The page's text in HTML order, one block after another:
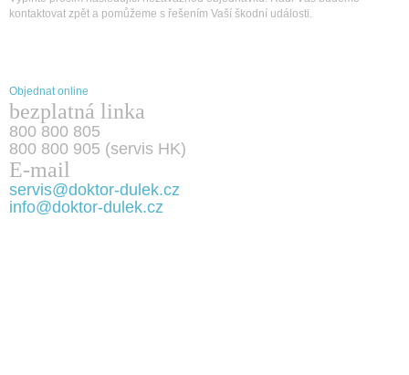
kontaktovat zpět a pomůžeme s řešením Vaší škodní události.
Objednat online
bezplatná linka
800 800 805
800 800 905 (servis HK)
E-mail
servis@doktor-dulek.cz
info@doktor-dulek.cz